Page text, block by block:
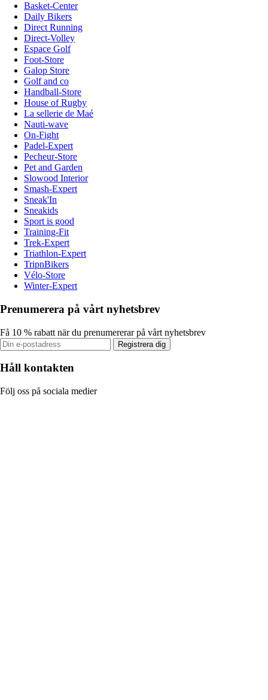
Basket-Center
Daily Bikers
Direct Running
Direct-Volley
Espace Golf
Foot-Store
Galop Store
Golf and co
Handball-Store
House of Rugby
La sellerie de Maé
Nauti-wave
On-Fight
Padel-Expert
Pecheur-Store
Pet and Garden
Slowood Interior
Smash-Expert
Sneak'In
Sneakids
Sport is good
Training-Fit
Trek-Expert
Triathlon-Expert
TripnBikers
Vélo-Store
Winter-Expert
Prenumerera på vårt nyhetsbrev
Få 10 % rabatt när du prenumererar på vårt nyhetsbrev
Registrera dig
Håll kontakten
Följ oss på sociala medier